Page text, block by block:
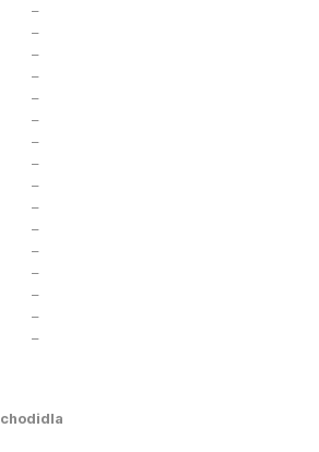
–
–
–
–
–
–
–
–
–
–
–
–
–
–
–
–